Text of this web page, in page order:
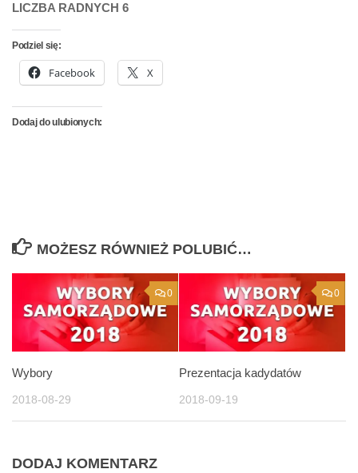
LICZBA RADNYCH 6
Podziel się:
Facebook X
Dodaj do ulubionych:
MOŻESZ RÓWNIEŻ POLUBIĆ…
0
Wybory
2018-08-29
0
Prezentacja kadydatów
2018-09-19
DODAJ KOMENTARZ